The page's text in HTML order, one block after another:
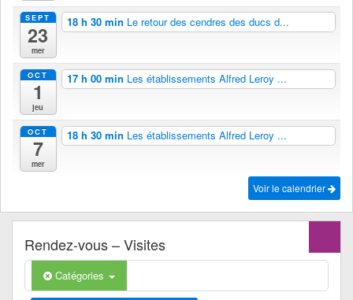
SEPT
23
mer
18 h 30 min Le retour des cendres des ducs d...
OCT
1
jeu
17 h 00 min Les établissements Alfred Leroy ...
OCT
7
mer
18 h 30 min Les établissements Alfred Leroy ...
Voir le calendrier
Rendez-vous – Visites
Catégories